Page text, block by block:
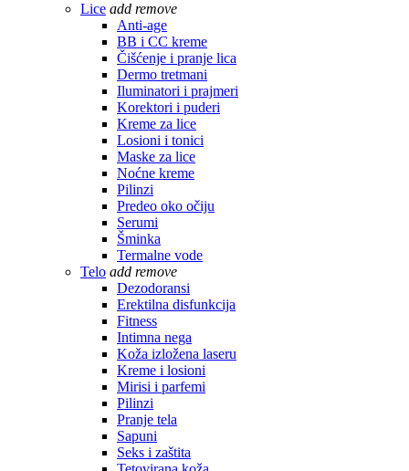
Lice add remove
Anti-age
BB i CC kreme
Čišćenje i pranje lica
Dermo tretmani
Iluminatori i prajmeri
Korektori i puderi
Kreme za lice
Losioni i tonici
Maske za lice
Noćne kreme
Pilinzi
Predeo oko očiju
Serumi
Šminka
Termalne vode
Telo add remove
Dezodoransi
Erektilna disfunkcija
Fitness
Intimna nega
Koža izložena laseru
Kreme i losioni
Mirisi i parfemi
Pilinzi
Pranje tela
Sapuni
Seks i zaštita